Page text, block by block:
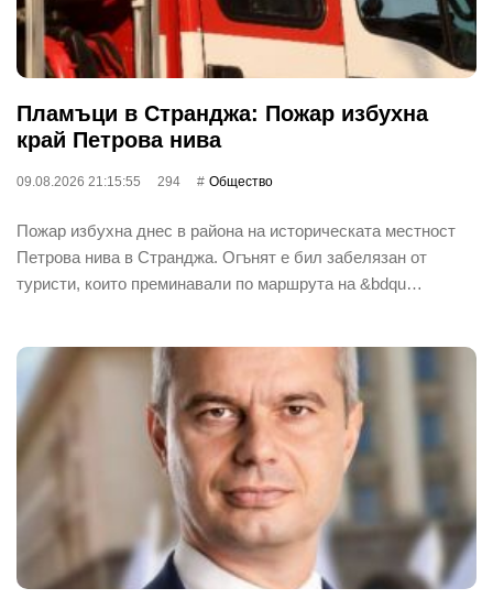
Пламъци в Странджа: Пожар избухна
край Петрова нива
09.08.2026 21:15:55 294 Общество
Пожар избухна днес в района на историческата местност
Петрова нива в Странджа. Огънят е бил забелязан от
туристи, които преминавали по маршрута на &bdqu…